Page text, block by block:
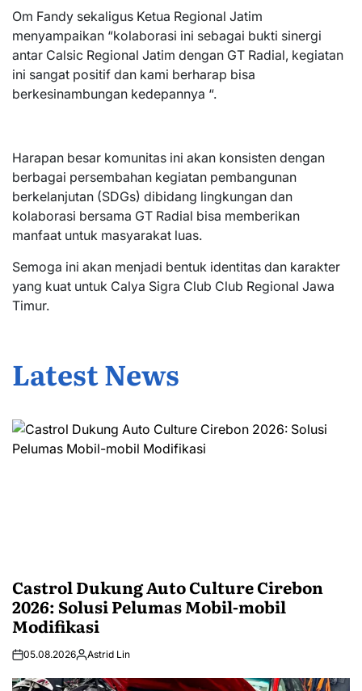
Om Fandy sekaligus Ketua Regional Jatim
menyampaikan “kolaborasi ini sebagai bukti sinergi
antar Calsic Regional Jatim dengan GT Radial, kegiatan
ini sangat positif dan kami berharap bisa
berkesinambungan kedepannya “.
Harapan besar komunitas ini akan konsisten dengan
berbagai persembahan kegiatan pembangunan
berkelanjutan (SDGs) dibidang lingkungan dan
kolaborasi bersama GT Radial bisa memberikan
manfaat untuk masyarakat luas.
Semoga ini akan menjadi bentuk identitas dan karakter
yang kuat untuk Calya Sigra Club Club Regional Jawa
Timur.
Latest News
Castrol Dukung Auto Culture Cirebon
2026: Solusi Pelumas Mobil-mobil
Modifikasi
05.08.2026 Astrid Lin